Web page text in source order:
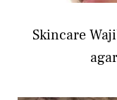
Skincare